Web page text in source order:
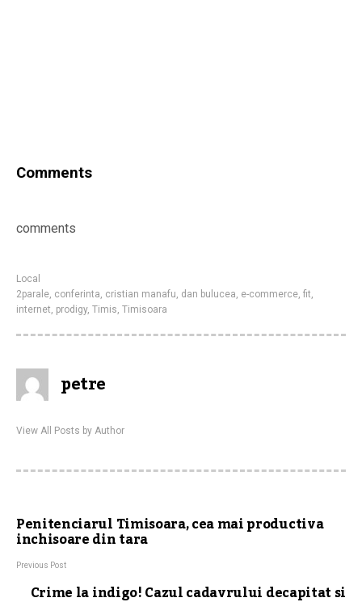
Comments
comments
Local
2parale, conferinta, cristian manafu, dan bulucea, e-commerce, fit,
internet, prodigy, Timis, Timisoara
petre
View All Posts by Author
Penitenciarul Timisoara, cea mai productiva
inchisoare din tara
Previous Post
Crime la indigo! Cazul cadavrului decapitat si